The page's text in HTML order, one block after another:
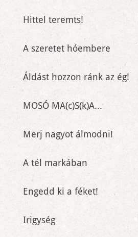
Hittel teremts!
A szeretet hóembere
Áldást hozzon ránk az ég!
MOSÓ MA(c)S(k)A...
Merj nagyot álmodni!
A tél markában
Engedd ki a féket!
Irigység